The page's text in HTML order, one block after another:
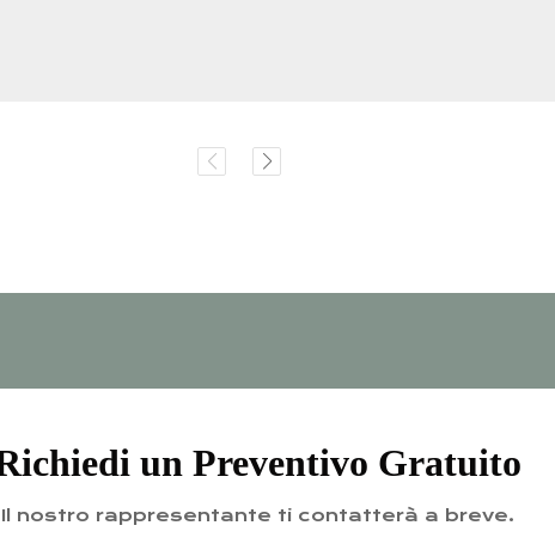
un Preventivo Gratuito
Il nostro rappresentante ti contatterà a breve.